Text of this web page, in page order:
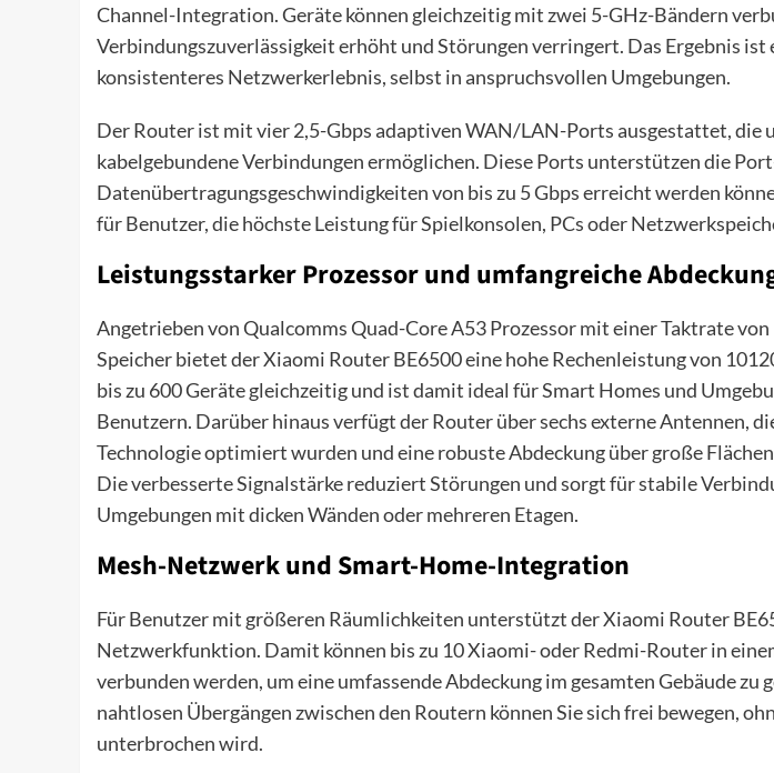
Channel-Integration. Geräte können gleichzeitig mit zwei 5-GHz-Bändern
Verbindungszuverlässigkeit erhöht und Störungen verringert. Das Ergebnis ist
konsistenteres Netzwerkerlebnis, selbst in anspruchsvollen Umgebungen.
Der Router ist mit vier 2,5-Gbps adaptiven WAN/LAN-Ports ausgestattet, die
kabelgebundene Verbindungen ermöglichen. Diese Ports unterstützen die
Datenübertragungsgeschwindigkeiten von bis zu 5 Gbps erreicht werden
für Benutzer, die höchste Leistung für Spielkonsolen, PCs oder
Leistungsstarker Prozessor und umfangreiche
Angetrieben von Qualcomms Quad-Core A53 Prozessor mit einer Taktrate von
Speicher bietet der Xiaomi Router BE6500 eine hohe Rechenleistung von
bis zu 600 Geräte gleichzeitig und ist damit ideal für Smart Homes und
Benutzern. Darüber hinaus verfügt der Router über sechs externe Antennen,
Technologie optimiert wurden und eine robuste Abdeckung über große
Die verbesserte Signalstärke reduziert Störungen und sorgt für stabile
Umgebungen mit dicken Wänden oder mehreren Etagen.
Mesh-Netzwerk und Smart-Home-Integration
Für Benutzer mit größeren Räumlichkeiten unterstützt der Xiaomi Router
Netzwerkfunktion. Damit können bis zu 10 Xiaomi- oder Redmi-Router in
verbunden werden, um eine umfassende Abdeckung im gesamten Gebäude zu
nahtlosen Übergängen zwischen den Routern können Sie sich frei bewegen,
unterbrochen wird.